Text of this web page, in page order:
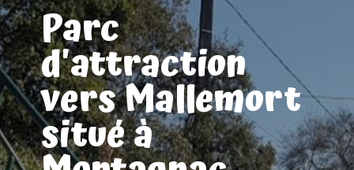
Parc
d'attraction
vers Mallemort
situé à